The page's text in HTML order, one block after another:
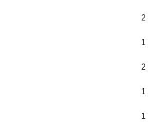
2
1
2
1
1